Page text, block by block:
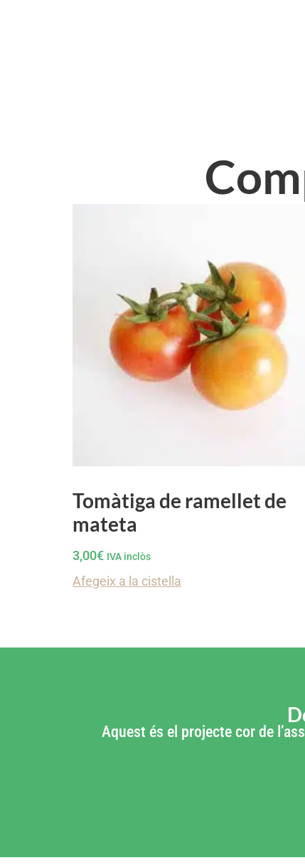
Tomàtiga de ramellet de
mateta
3,00€ IVA inclòs
Afegeix a la cistella
Aquest és el projecte cor de